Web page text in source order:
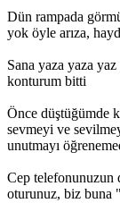
Dün rampada
yok öyle arıza,
Sana yaza yaza
konturum bitti
Önce düştüğümde
sevmeyi ve
unutmayı
Cep telefonunuzun
oturunuz, biz buna